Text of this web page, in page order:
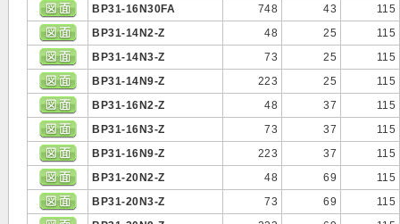
BP31-16N30FA
748 43
115
BP31-14N2-Z
48 25
115
BP31-14N3-Z
73 25
115
BP31-14N9-Z
223 25
115
BP31-16N2-Z
48 37
115
BP31-16N3-Z
73 37
115
BP31-16N9-Z
223 37
115
BP31-20N2-Z
48 69
115
BP31-20N3-Z
73 69
115